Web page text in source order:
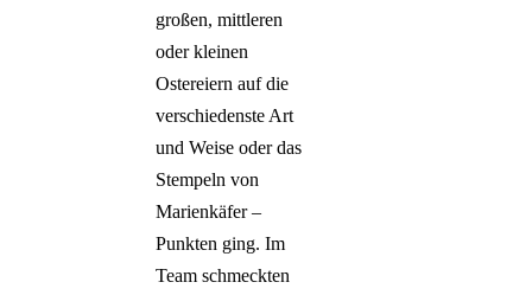
großen, mittleren
oder kleinen
Ostereiern auf die
verschiedenste Art
und Weise oder das
Stempeln von
Marienkäfer –
Punkten ging. Im
Team schmeckten